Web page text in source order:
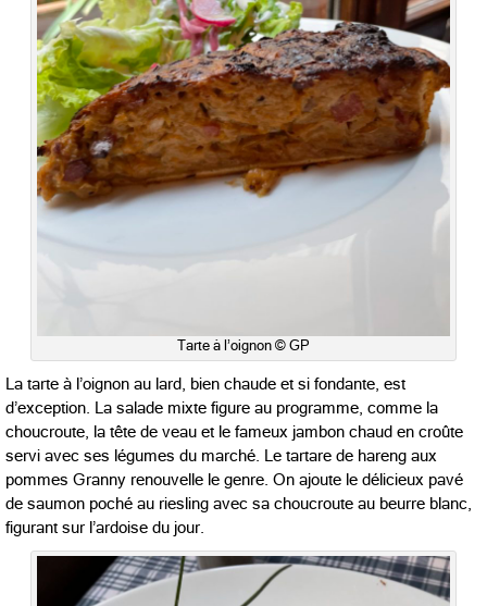
Tarte à l’oignon © GP
La tarte à l’oignon au lard, bien chaude et si fondante, est
d’exception. La salade mixte figure au programme, comme la
choucroute, la tête de veau et le fameux jambon chaud en croûte
servi avec ses légumes du marché. Le tartare de hareng aux
pommes Granny renouvelle le genre. On ajoute le délicieux pavé
de saumon poché au riesling avec sa choucroute au beurre blanc,
figurant sur l’ardoise du jour.